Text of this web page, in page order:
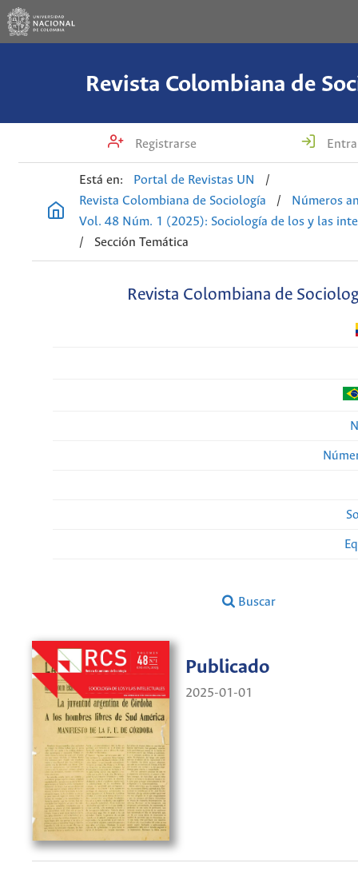
Revista Colombiana de
Registrarse
Está en: Portal de Revistas UN
/
Revista Colombiana de Sociología
/
Números
Vol. 48 Núm. 1 (2025): Sociología de los y las
/
Sección Temática
Revista Colombiana de
Buscar
Publicado
2025-01-01